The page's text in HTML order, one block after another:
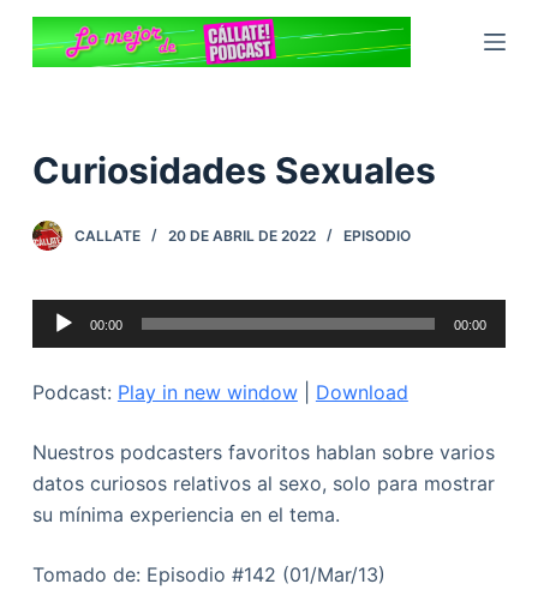
S
a
e
d
o
Curiosidades Sexuales
CALLATE 20 DE ABRIL DE 2022 EPISODIO
Reproductor
de
00:00 00:00
Podcast: Play in new window| Download
Nuestros podcasters favoritos hablan sobre varios
datos curiosos relativos al sexo, solo para mostrar
su mínima experiencia en el tema.
Tomado de: Episodio #142 (01/Mar/13)